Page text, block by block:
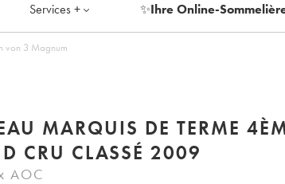
Services + ✨Ihre Online-
Cru Classé 2009 - Posten von 3 Magnum
MARQUIS DE TERME
GRAND CRU CLASSÉ 2009
AOC